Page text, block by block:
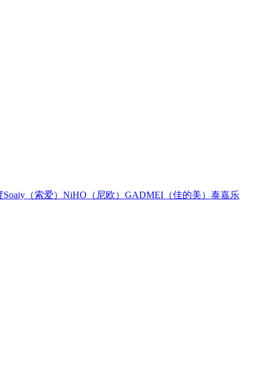
Soaiy（索爱） NiHO（尼欧） GADMEI（佳的美） 泰嘉乐